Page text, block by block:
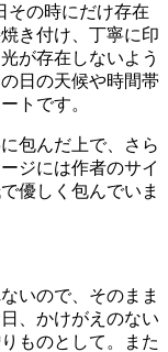
その時にだけ存在
き付け、丁寧に印
が存在しないよう
日の天候や時間帯
トです。
包んだ上で、さら
ジには作者のサイ
優しく包んでいま
いので、そのまま
、かけがえのない
ものとして。また